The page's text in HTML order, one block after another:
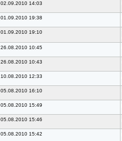
02.09.2010 14:03
01.09.2010 19:38
01.09.2010 19:10
26.08.2010 10:45
26.08.2010 10:43
10.08.2010 12:33
05.08.2010 16:10
05.08.2010 15:49
05.08.2010 15:46
05.08.2010 15:42